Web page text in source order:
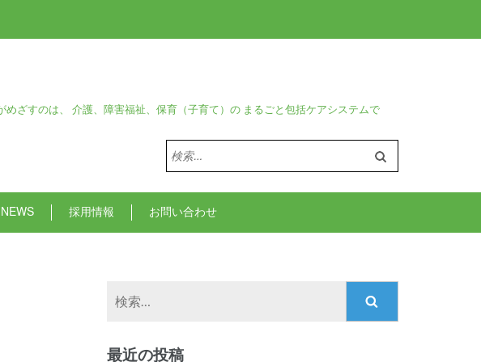
ざすのは、 介護、障害福祉、保育（子育て）の まるごと包括ケアシステムで
検
索:
採用情報 お問い合わせ
最近の投稿